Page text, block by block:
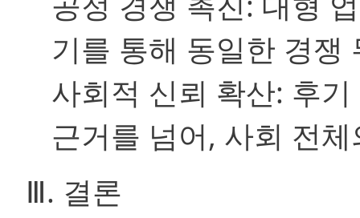
기를 통해 동일한 경쟁
사회적 신뢰 확산: 후
근거를 넘어, 사회 전
Ⅲ. 결론